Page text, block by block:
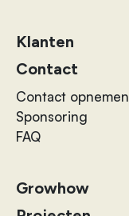
Klanten
Contact
Contact opnemen
Sponsoring
FAQ
Growhow